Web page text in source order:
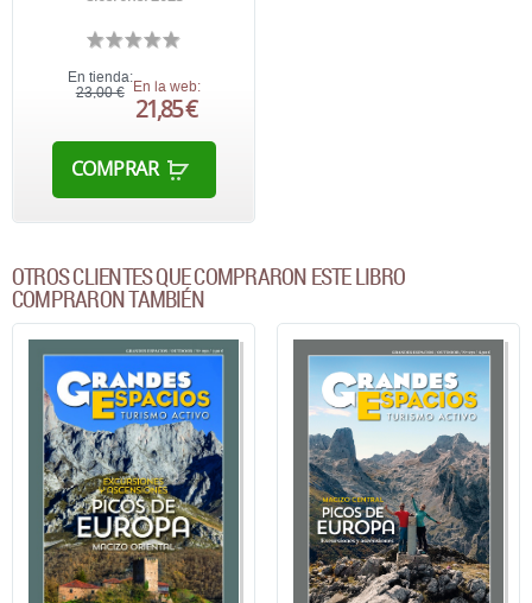
En tienda:
23,00 € En la web:
21,85 €
COMPRAR
OTROS CLIENTES QUE COMPRARON ESTE LIBRO
COMPRARON TAMBIÉN